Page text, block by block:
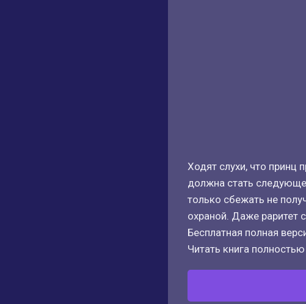
Ходят слухи, что принц
должна стать
только сбежать не
охраной. Даже раритет
Бесплатная полная
Читать книга